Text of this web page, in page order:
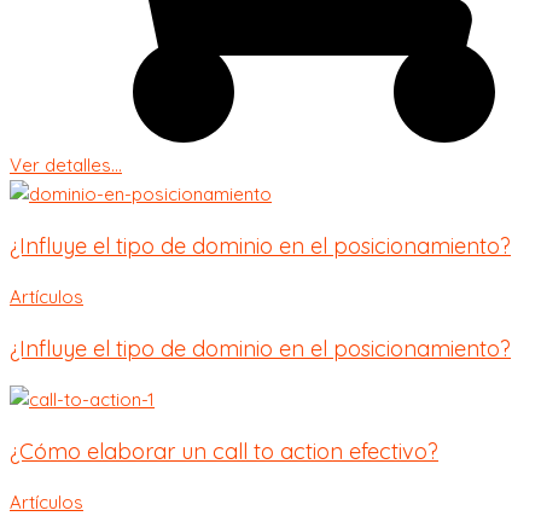
Ver detalles...
¿Influye el tipo de dominio en el posicionamiento?
Artículos
¿Influye el tipo de dominio en el posicionamiento?
¿Cómo elaborar un call to action efectivo?
Artículos